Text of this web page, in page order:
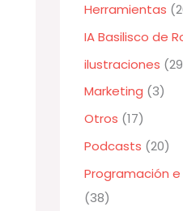
r
:
Herramientas
IA Basilisco de
ilustraciones
Marketing (3)
Otros (17)
Podcasts (20)
Programación
(38)